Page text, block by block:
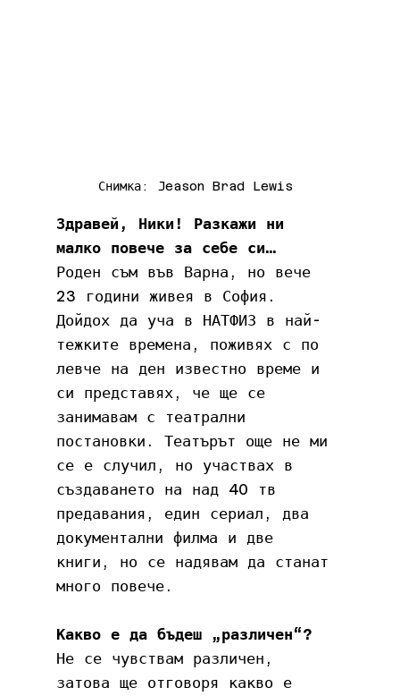
Снимка: Jeason Brad Lewis
Здравей, Ники! Разкажи ни
малко повече за себе си…
Роден съм във Варна, но вече
23 години живея в София.
Дойдох да уча в НАТФИЗ в най-
тежките времена, поживях с по
левче на ден известно време и
си представях, че ще се
занимавам с театрални
постановки. Театърът още не ми
се е случил, но участвах в
създаването на над 40 тв
предавания, един сериал, два
документални филма и две
книги, но се надявам да станат
много повече.
Какво е да бъдеш „различен“?
Не се чувствам различен,
затова ще отговоря какво е